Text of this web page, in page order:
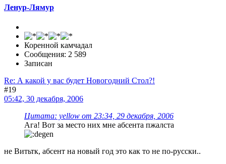
Ленур-Лямур
Коренной камчадал
Сообщения: 2 589
Записан
Re: А какой у вас будет Новогодний Стол?!
#19
05:42, 30 декабря, 2006
Цитата: yellow от 23:34, 29 декабря, 2006
Ага! Вот за место них мне абсента пжалста
не Витьтк, абсент на новый год это как то не по-русски..